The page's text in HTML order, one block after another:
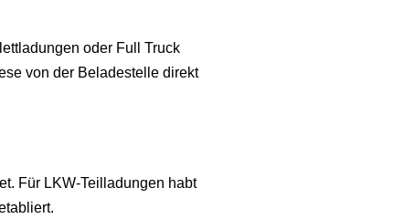
oder Full Truck
von der Beladestelle direkt
Für LKW-Teilladungen habt